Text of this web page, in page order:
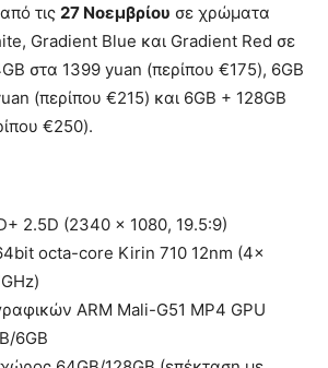
τις 27 Νοεμβρίου σε χρώματα
Gradient Blue και Gradient Red σε
στα 1399 yuan (περίπου €175), 6GB
(περίπου €215) και 6GB + 128GB
€250).
2.5D (2340 x 1080, 19.5:9)
octa-core Kirin 710 12nm (4x
ARM Mali-G51 MP4 GPU
6GB